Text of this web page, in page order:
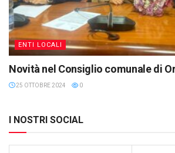
ENTI LOCALI
Novità nel Consiglio comunale di
25 OTTOBRE 2024 0
I NOSTRI SOCIAL